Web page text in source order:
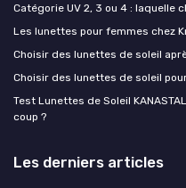
Catégorie UV 2, 3 ou 4 : laquelle
Les lunettes pour femmes chez
Choisir des lunettes de soleil
Choisir des lunettes de soleil
Test Lunettes de Soleil
coup ?
Les derniers articles